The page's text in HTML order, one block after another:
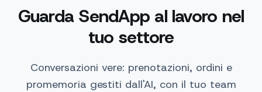
Guarda SendApp al lavoro nel
tuo settore
Conversazioni vere: prenotazioni, ordini e
promemoria gestiti dall'AI, con il tuo team